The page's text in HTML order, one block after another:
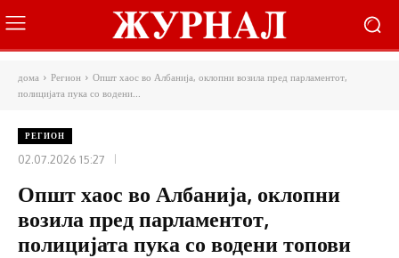
дома Регион
Општ хаос во Албанија, оклопни возила пред парламентот,
полицијата пука со водени...
РЕГИОН
02.07.2026 15:27
Општ хаос во Албанија, оклопни
возила пред парламентот,
полицијата пука со водени топови